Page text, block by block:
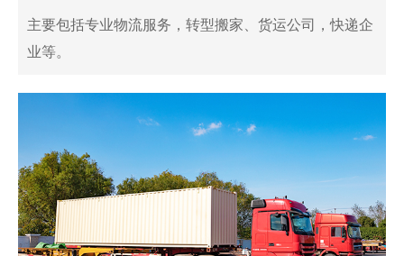
主要包括专业物流服务，转型搬家、货运公司，快递企
业等。